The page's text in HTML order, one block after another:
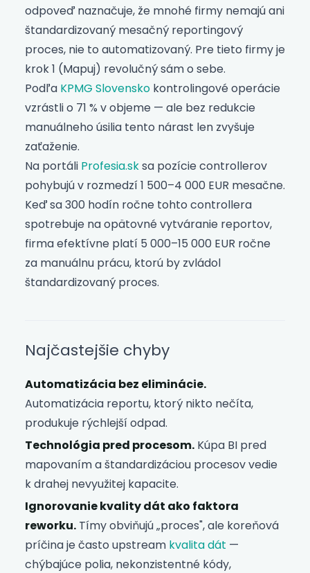
odpoveď naznačuje, že mnohé firmy nemajú ani
štandardizovaný mesačný reportingový
proces, nie to automatizovaný. Pre tieto firmy je
krok 1 (Mapuj) revolučný sám o sebe.
Podľa KPMG Slovensko kontrolingové operácie
vzrástli o 71 % v objeme — ale bez redukcie
manuálneho úsilia tento nárast len zvyšuje
zaťaženie.
Na portáli Profesia.sksa pozície controllerov
pohybujú v rozmedzí 1 500–4 000 EUR mesačne.
Keď sa 300 hodín ročne tohto controllera
spotrebuje na opätovné vytváranie reportov,
firma efektívne platí 5 000–15 000 EUR ročne
za manuálnu prácu, ktorú by zvládol
štandardizovaný proces.
Najčastejšie chyby
Automatizácia bez eliminácie.
Automatizácia reportu, ktorý nikto nečíta,
produkuje rýchlejší odpad.
Technológia pred procesom. Kúpa BI pred
mapovaním a štandardizáciou procesov vedie
k drahej nevyužitej kapacite.
Ignorovanie kvality dát ako faktora
reworku. Tímy obviňujú „proces", ale koreňová
príčina je často upstream kvalita dát —
chýbajúce polia, nekonzistentné kódy,